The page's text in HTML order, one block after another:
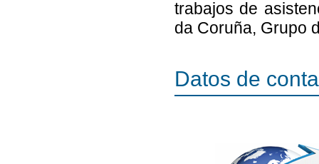
trabajos de
da Coruña, Grupo
Datos de